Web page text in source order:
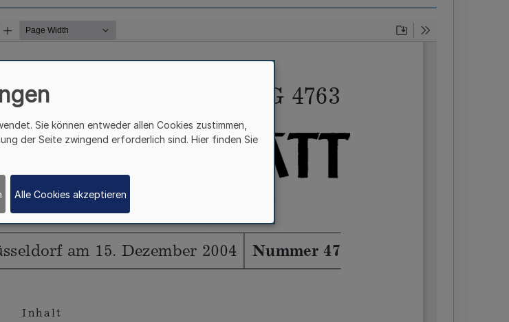
Sie können entweder allen Cookies zustimmen,
der Seite zwingend erforderlich sind. Hier finden Sie
Alle Cookies akzeptieren